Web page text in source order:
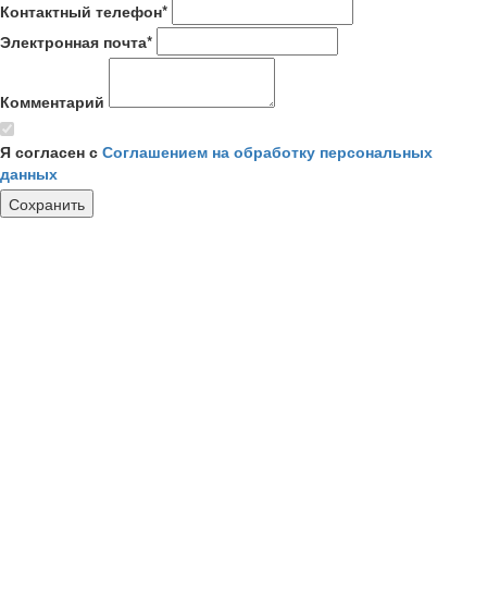
Контактный телефон*
Электронная почта*
Комментарий
Я согласен с Соглашением на обработку персональных
данных